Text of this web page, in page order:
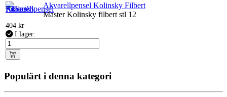
Akvarellpensel Kolinsky Filbert
Master Kolinsky filbert stl 12
404 kr
I lager:
Populärt i denna kategori